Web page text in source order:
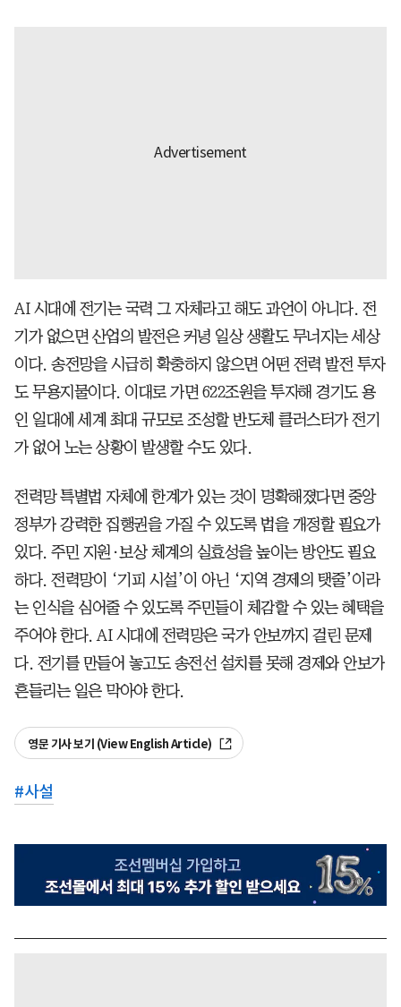
AI 시대에 전기는 국력 그 자체라고 해도 과언이 아니다. 전
기가 없으면 산업의 발전은 커녕 일상 생활도 무너지는 세상
이다. 송전망을 시급히 확충하지 않으면 어떤 전력 발전 투자
도 무용지물이다. 이대로 가면 622조원을 투자해 경기도 용
인 일대에 세계 최대 규모로 조성할 반도체 클러스터가 전기
가 없어 노는 상황이 발생할 수도 있다.
전력망 특별법 자체에 한계가 있는 것이 명확해졌다면 중앙
정부가 강력한 집행권을 가질 수 있도록 법을 개정할 필요가
있다. 주민 지원·보상 체계의 실효성을 높이는 방안도 필요
하다. 전력망이 ‘기피 시설’이 아닌 ‘지역 경제의 탯줄’이라
는 인식을 심어줄 수 있도록 주민들이 체감할 수 있는 혜택을
주어야 한다. AI 시대에 전력망은 국가 안보까지 걸린 문제
다. 전기를 만들어 놓고도 송전선 설치를 못해 경제와 안보가
흔들리는 일은 막아야 한다.
영문 기사 보기 (View English Article)
#사설